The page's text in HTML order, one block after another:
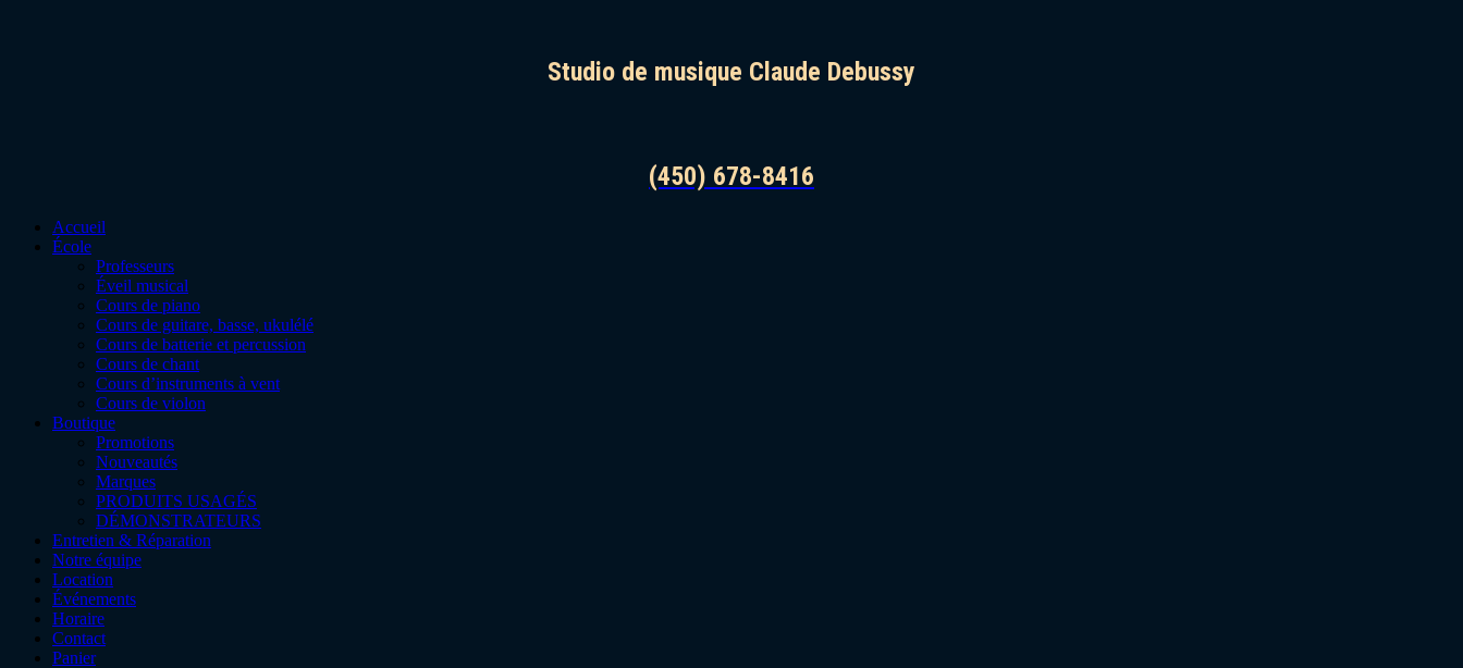
Studio de musique Claude Debussy
(450) 678-8416
Accueil
École
Professeurs
Éveil musical
Cours de piano
Cours de guitare, basse, ukulélé
Cours de batterie et percussion
Cours de chant
Cours d’instruments à vent
Cours de violon
Boutique
Promotions
Nouveautés
Marques
PRODUITS USAGÉS
DÉMONSTRATEURS
Entretien & Réparation
Notre équipe
Location
Événements
Horaire
Contact
Panier